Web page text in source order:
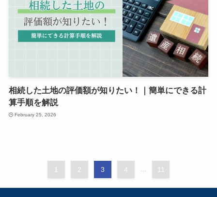
相続した土地の評価額が知りたい！｜簡単にできる計
算手順を解説
February 25, 2026
1 2 3 4 ... 11